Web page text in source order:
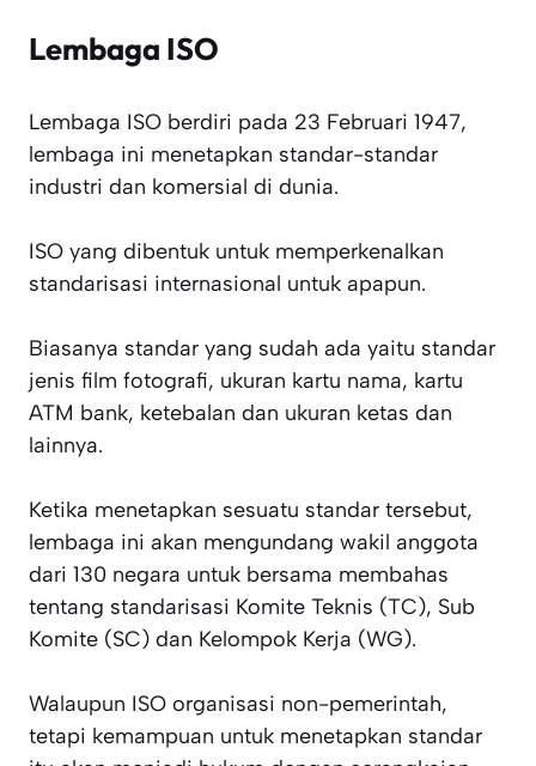
Lembaga ISO
Lembaga ISO berdiri pada 23 Februari 1947,
lembaga ini menetapkan standar-standar
industri dan komersial di dunia.
ISO yang dibentuk untuk memperkenalkan
standarisasi internasional untuk apapun.
Biasanya standar yang sudah ada yaitu standar
jenis film fotografi, ukuran kartu nama, kartu
ATM bank, ketebalan dan ukuran ketas dan
lainnya.
Ketika menetapkan sesuatu standar tersebut,
lembaga ini akan mengundang wakil anggota
dari 130 negara untuk bersama membahas
tentang standarisasi Komite Teknis (TC), Sub
Komite (SC) dan Kelompok Kerja (WG).
Walaupun ISO organisasi non-pemerintah,
tetapi kemampuan untuk menetapkan standar